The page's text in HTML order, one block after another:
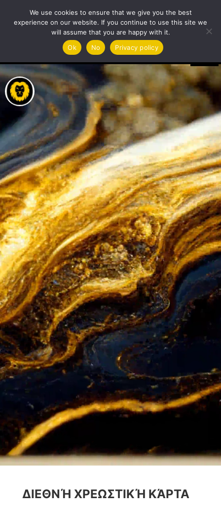
Αναπαραγωγής
Βίντεο
ΔΙΕΘΝΉ ΧΡΕΩΣΤΙΚΉ ΚΆΡΤΑ
We use cookies to ensure that we give you the best
experience on our website. If you continue to use this site we
will assume that you are happy with it.
Ok
No Privacy policy